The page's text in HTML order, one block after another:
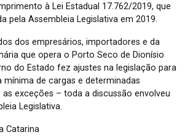
à Lei Estadual 17.762/2019, que
pela Assembleia Legislativa em 2019.
dos empresários, importadores e da
que opera o Porto Seco de Dionísio
do Estado fez ajustes na legislação para
de cargas e determinadas
exceções – toda a discussão envolveu
Legislativa.
Catarina